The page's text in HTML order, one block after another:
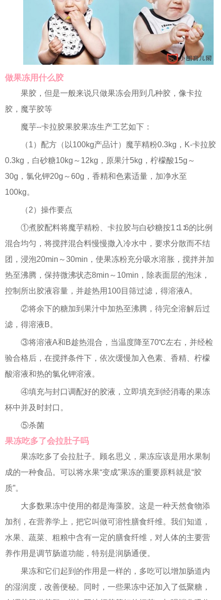
做果冻用什么胶
果胶，但是一般来说只做果冻会用到几种胶，像卡拉
胶，魔芋胶等
魔芋--卡拉胶果胶果冻生产工艺如下：
（1）配方（以100kg产品计）魔芋精粉0.3kg，K-卡拉胶
0.3kg，白砂糖10kg～12kg，原果汁5kg，柠檬酸15g～
30g，氯化钾20g～60g，香精和色素适量，加净水至
100kg。
（2）操作要点
①煮胶配料将魔芋精粉、卡拉胶与白砂糖按1∶1∶6的比例
混合均匀，将搅拌混合料慢慢撒入冷水中，要求分散而不结
团，浸泡20min～30min，使果冻粉充分吸水溶胀，搅拌并加
热至沸腾，保持微沸状态8min～10min，除表面层的泡沫，
控制所出胶液容量，并趁热用100目筛过滤，得溶液A。
②将余下的糖加到果汁中加热至沸腾，待完全溶解后过
滤，得溶液B。
③将溶液A和B趁热混合，当温度降至70℃左右，并经检
验合格后，在搅拌条件下，依次缓慢加入色素、香精、柠檬
酸溶液和热的氯化钾溶液。
④填充与封口调配好的胶液，立即填充到经消毒的果冻
杯中并及时封口。
⑤杀菌
果冻吃多了会拉肚子吗
果冻吃多了会拉肚子。顾名思义，果冻应该是用水果制
成的一种食品。可以将水果“变成”果冻的重要原料就是“胶
质”。
大多数果冻中使用的都是海藻胶。这是一种天然食物添
加剂，在营养学上，把它叫做可溶性膳食纤维。我们知道，
水果、蔬菜、粗粮中含有一定的膳食纤维，对人体的主要营
养作用是调节肠道功能，特别是润肠通便。
果冻和它们起到的作用是一样的，多吃可以增加肠道内
的湿润度，改善便秘。同时，一些果冻中还加入了低聚糖，